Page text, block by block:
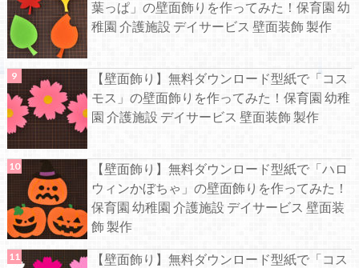
葉っぱ」の壁面飾りを作ってみた！保育園 幼
稚園 介護施設 デイサービス 壁面装飾 製作
【壁面飾り】無料ダウンロード型紙で「コス
モス」の壁面飾りを作ってみた！保育園 幼稚
園 介護施設 デイサービス 壁面装飾 製作
【壁面飾り】無料ダウンロード型紙で「ハロ
ウィンかぼちゃ」の壁面飾りを作ってみた！
保育園 幼稚園 介護施設 デイサービス 壁面装
飾 製作
【壁面飾り】無料ダウンロード型紙で「コス